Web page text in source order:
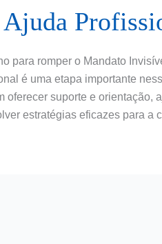
Ajuda
para romper o Mandato
é uma etapa importante
oferecer suporte e orientação,
estratégias eficazes para a